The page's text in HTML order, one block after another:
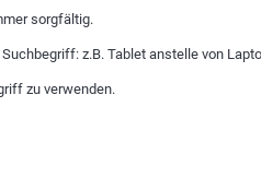
sorgfältig.
z.B. Tablet anstelle von
zu verwenden.